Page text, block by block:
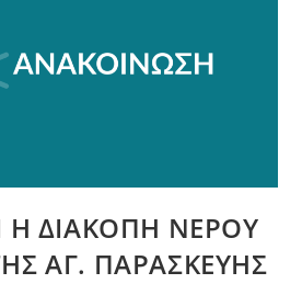
Η ΔΙΑΚΟΠΗ ΝΕΡΟΥ
ΑΓ. ΠΑΡΑΣΚΕΥΗΣ